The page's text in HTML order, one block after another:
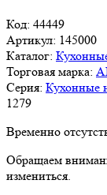
Код: 44449
Артикул: 145000
Каталог:
Торговая марка:
Серия: Кухонные
1279
Временно
Обращаем
измениться.